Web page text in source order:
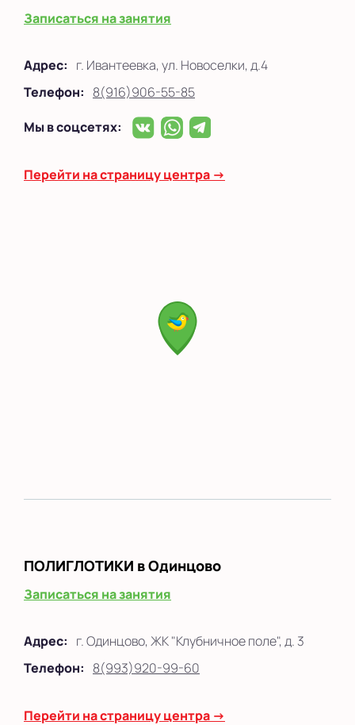
Записаться на занятия
Адрес: г. Ивантеевка, ул. Новоселки, д.4
Телефон: 8(916)906-55-85
Мы в соцсетях:
Перейти на страницу центра →
ПОЛИГЛОТИКИ в Одинцово
Записаться на занятия
Адрес: г. Одинцово, ЖК "Клубничное поле", д. 3
Телефон: 8(993)920-99-60
Перейти на страницу центра →